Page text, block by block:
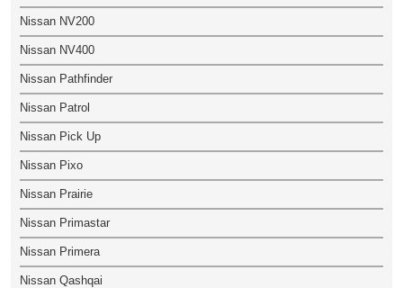
Nissan NV200
Nissan NV400
Nissan Pathfinder
Nissan Patrol
Nissan Pick Up
Nissan Pixo
Nissan Prairie
Nissan Primastar
Nissan Primera
Nissan Qashqai